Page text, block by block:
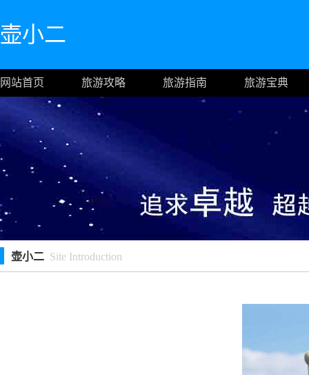
壶小二
网站首页 旅游攻略 旅游指南 旅游宝典
壶小二 Site Introduction